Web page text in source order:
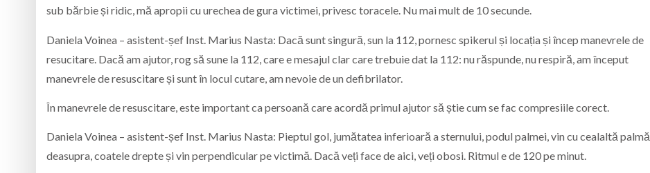
sub bărbie și ridic, mă apropii cu urechea de gura victimei, privesc toracele. Nu mai mult de 10 secunde.
Daniela Voinea – asistent-șef Inst. Marius Nasta: Dacă sunt singură, sun la 112, pornesc spikerul și locația și încep manevrele de
resucitare. Dacă am ajutor, rog să sune la 112, care e mesajul clar care trebuie dat la 112: nu răspunde, nu respiră, am început
manevrele de resuscitare și sunt în locul cutare, am nevoie de un defibrilator.
În manevrele de resuscitare, este important ca persoană care acordă primul ajutor să știe cum se fac compresiile corect.
Daniela Voinea – asistent-șef Inst. Marius Nasta: Pieptul gol, jumătatea inferioară a sternului, podul palmei, vin cu cealaltă palmă
deasupra, coatele drepte și vin perpendicular pe victimă. Dacă veți face de aici, veți obosi. Ritmul e de 120 pe minut.